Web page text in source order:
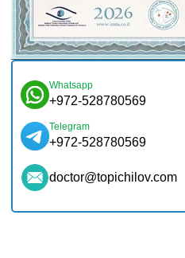
Whatsapp
+972-528780569
Telegram
+972-528780569
doctor@topichilov.com